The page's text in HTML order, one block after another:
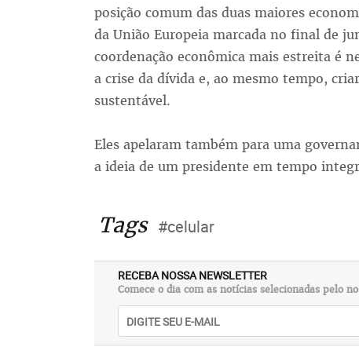
posição comum das duas maiores
da União Europeia marcada no final de
coordenação econômica mais estreita é
a crise da dívida e, ao mesmo tempo,
sustentável.
Eles apelaram também para uma
a ideia de um presidente em tempo
Tags #celular
RECEBA NOSSA NEWSLETTER
Comece o dia com as notícias selecionadas pelo